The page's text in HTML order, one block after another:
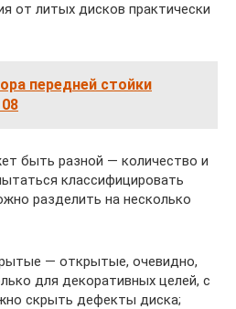
от литых дисков практически
передней стойки
быть разной — количество и
классифицировать
разделить на несколько
— открытые, очевидно,
для декоративных целей, с
скрыть дефекты диска;